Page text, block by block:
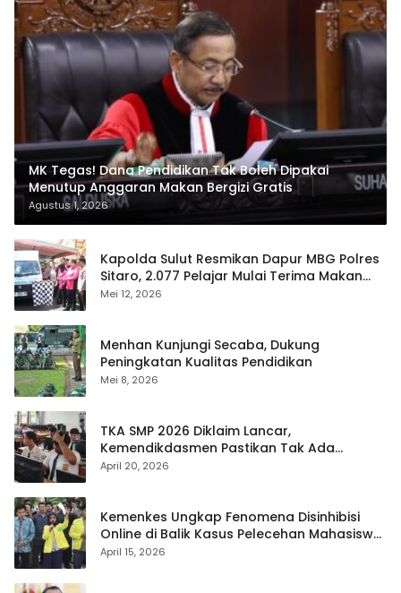
MK Tegas! Dana Pendidikan Tak Boleh Dipakai
Menutup Anggaran Makan Bergizi Gratis
Agustus 1, 2026
Kapolda Sulut Resmikan Dapur MBG Polres
Sitaro, 2.077 Pelajar Mulai Terima Makan
Gratis
Mei 12, 2026
Menhan Kunjungi Secaba, Dukung
Peningkatan Kualitas Pendidikan
Mei 8, 2026
TKA SMP 2026 Diklaim Lancar,
Kemendikdasmen Pastikan Tak Ada
Kebocoran Soal
April 20, 2026
Kemenkes Ungkap Fenomena Disinhibisi
Online di Balik Kasus Pelecehan Mahasiswa
FH UI
April 15, 2026